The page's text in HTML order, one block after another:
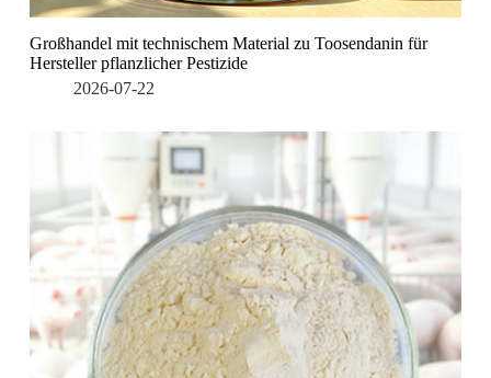
Großhandel mit technischem Material zu Toosendanin für
Hersteller pflanzlicher Pestizide
2026-07-22